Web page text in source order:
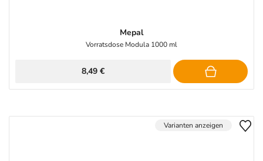
Mepal
Vorratsdose Modula 1000 ml
8,49 €
Varianten anzeigen